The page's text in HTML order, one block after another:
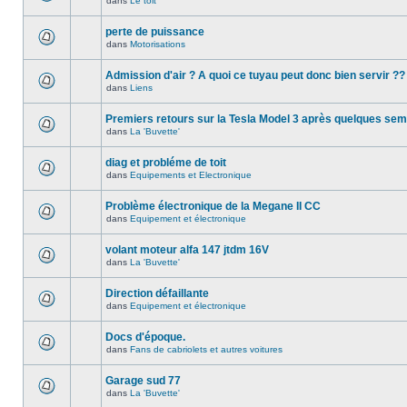
perte de puissance
dans Motorisations
Admission d'air ? A quoi ce tuyau peut donc bien servir ??
dans Liens
Premiers retours sur la Tesla Model 3 après quelques
dans La 'Buvette'
diag et probléme de toit
dans Equipements et Electronique
Problème électronique de la Megane II CC
dans Equipement et électronique
volant moteur alfa 147 jtdm 16V
dans La 'Buvette'
Direction défaillante
dans Equipement et électronique
Docs d'époque.
dans Fans de cabriolets et autres voitures
Garage sud 77
dans La 'Buvette'